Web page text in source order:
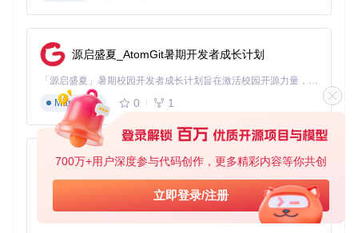
700万+用户深度参与代码创作，更多精彩内容等你共创
立即登录/注册
这张图片展示了Kohya's GUI的模型训练监控界面，用户可以
清晰地看到训练过程中的各项指标和生成图像的实时效果。
验证：训练过程可控性提升
通过实时监控和灵活调整，训练过程的可控性得到了极大提
升。用户可以及时发现问题并进行解决，避免了因参数设置不
当而导致的训练失败。
评估与优化模型性能
训练完成后，如何评估模型的性能以及进行进一步的优化，是
源启盛夏_AtomGit暑期开发者成长计划
「源启盛夏」暑期校园开发者成长计划旨在激活校园开源力量，通过积分激励、认证扶持、资源倾斜等形式，引导高校组织和开发者完成「入驻 — 建项目 — 做贡献 — 获认证 — 得资源」的完整闭环。无论你是想带领社团入驻平台的组织者，还是希望用代码贡献证明自己的开发者，都能在这里找到属于你的成长路径。
Markdown
0 1
py-xiaozhi
基于Python的Xiaozhi AI，适用于想要完整Xiaozhi体验而无需拥有专用硬件的用户。
Python
0 1